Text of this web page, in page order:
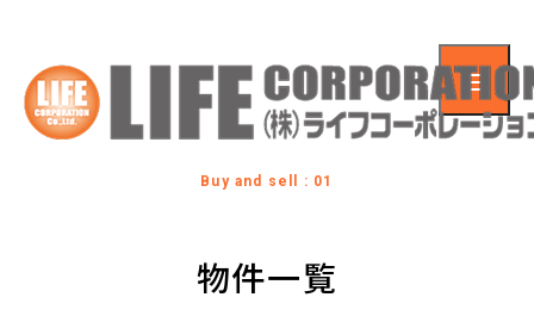
Buy and sell : 01
物件一覧